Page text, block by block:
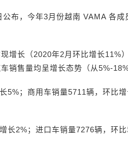
布，今年3月份越南 VAMA 各成
增长（2020年2月环比增长11%
销售量均呈增长态势（从5%-18%
5%；商用车销量5711辆，环比
长2%；进口车销量7276辆，环比